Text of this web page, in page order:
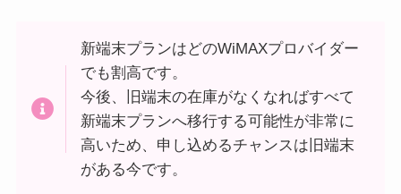
新端末プランはどのWiMAXプロバイダー
でも割高です。
今後、旧端末の在庫がなくなればすべて
新端末プランへ移行する可能性が非常に
高いため、申し込めるチャンスは旧端末
がある今です。